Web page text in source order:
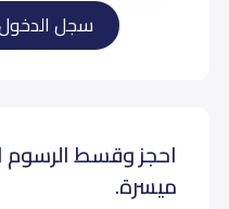
سجلتمهيدي (KG 3)
ثاني إبتدائي (Grade 2)
احجز وقسط الرسوم
ميسرة.